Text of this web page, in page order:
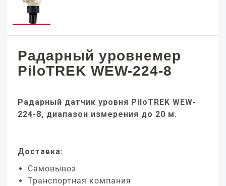
Радарный уровнемер
PiloTREK WEW-224-8
Радарный датчик уровня PiloTREK WEW-
224-8, диапазон измерения до 20 м.
Доставка:
Самовывоз
Транспортная компания